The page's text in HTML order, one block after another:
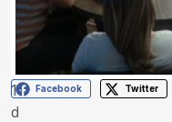
11
d
Facebook Twitter